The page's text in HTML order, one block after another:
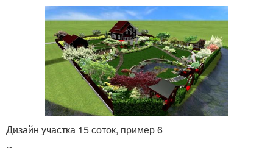
Дизайн участка 15 соток, пример 6